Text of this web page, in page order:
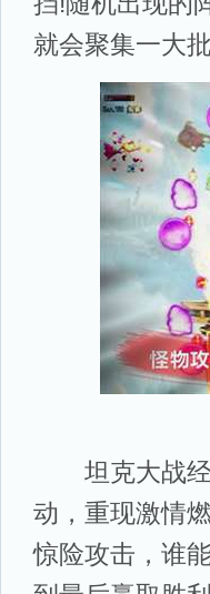
就会聚集一大
坦克大战经
动，重现激情
惊险攻击，谁